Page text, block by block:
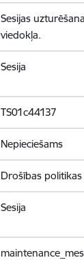
Sesijas
viedokļa.
Sesija
TS01c44137
Nepieciešams
Drošības politikas
Sesija